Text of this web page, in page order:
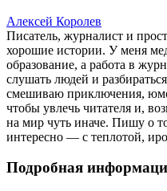
Алексей Королев
Писатель, журналист и
хорошие истории. У меня
образование, а работа в
слушать людей и
смешиваю приключения,
чтобы увлечь читателя и,
на мир чуть иначе. Пишу о
интересно — с теплотой,
Подробная